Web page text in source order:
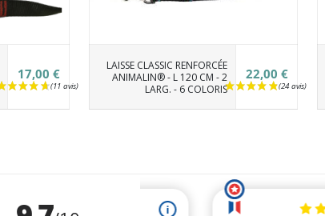
17,00 €
LAISSE CLASSIC RENFORCÉE
ANIMALIN® - L 120 CM - 2
LARG. - 6 COLORIS
22,00 €